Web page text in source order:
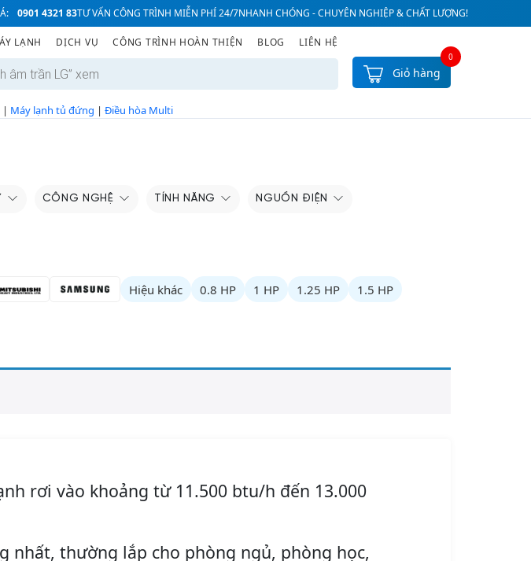
0901 4321 83TƯ VẤN CÔNG TRÌNH MIỄN PHÍ 24/7NHANH CHÓNG - CHUYÊN NGHIỆP & CHẤT LƯỢNG!
LẠNH DỊCH VỤ CÔNG TRÌNH HOÀN THIỆN BLOG LIÊN HỆ
| Máy lạnh tủ đứng | Điều hòa Multi
Giỏ hàng
0
CÔNG NGHỆ TÍNH NĂNG NGUỒN ĐIỆN
Hiệu khác 0.8 HP 1 HP 1.25 HP 1.5 HP
rơi vào khoảng từ 11.500 btu/h đến 13.000
nhất, thường lắp cho phòng ngủ, phòng học,